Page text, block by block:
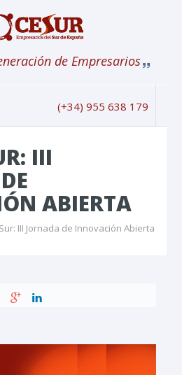
de Empresarios
(+34) 955 638 179
III
ABIERTA
III Jornada de Innovación Abierta